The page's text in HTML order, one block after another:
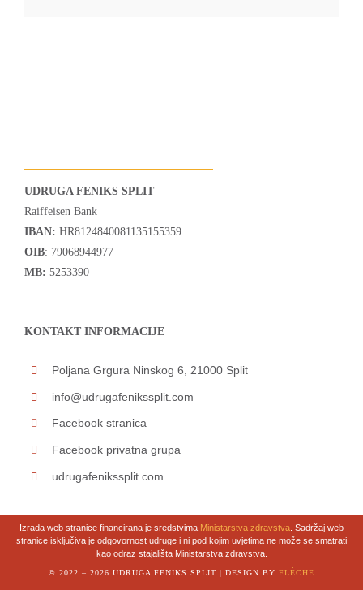
UDRUGA FENIKS SPLIT
Raiffeisen Bank
IBAN: HR8124840081135155359
OIB: 79068944977
MB: 5253390
KONTAKT INFORMACIJE
Poljana Grgura Ninskog 6, 21000 Split
info@udrugafenikssplit.com
Facebook stranica
Facebook privatna grupa
udrugafenikssplit.com
Izrada web stranice financirana je sredstvima Ministarstva zdravstva . Sadržaj web
stranice isključiva je odgovornost udruge i ni pod kojim uvjetima ne može se smatrati
kao odraz stajališta Ministarstva zdravstva.
© 2022 – 2026 UDRUGA FENIKS SPLIT | DESIGN BY FLÈCHE